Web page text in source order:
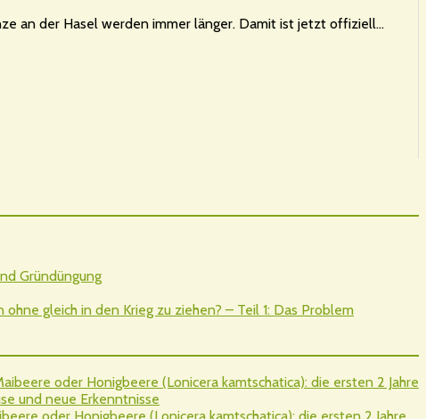
an der Hasel werden immer länger. Damit ist jetzt offiziell…
Gründüngung
gleich in den Krieg zu ziehen? – Teil 1: Das Problem
oder Honigbeere (Lonicera kamtschatica): die ersten 2 Jahre
und neue Erkenntnisse